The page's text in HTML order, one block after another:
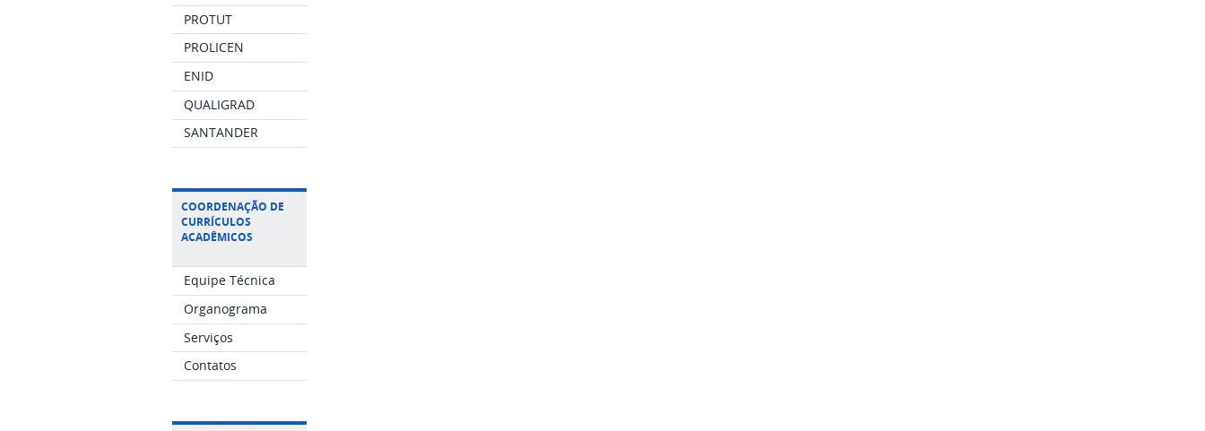
PROTUT
PROLICEN
ENID
QUALIGRAD
SANTANDER
COORDENAÇÃO DE
CURRÍCULOS
ACADÊMICOS
Equipe Técnica
Organograma
Serviços
Contatos